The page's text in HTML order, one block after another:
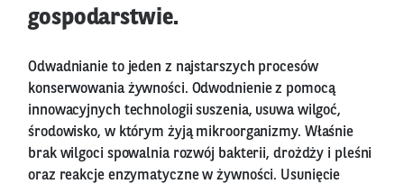
gospodarstwie.
Odwadnianie to jeden z najstarszych procesów
konserwowania żywności. Odwodnienie z pomocą
innowacyjnych technologii suszenia, usuwa wilgoć,
środowisko, w którym żyją mikroorganizmy. Właśnie
brak wilgoci spowalnia rozwój bakterii, drożdży i pleśni
oraz reakcje enzymatyczne w żywności. Usunięcie